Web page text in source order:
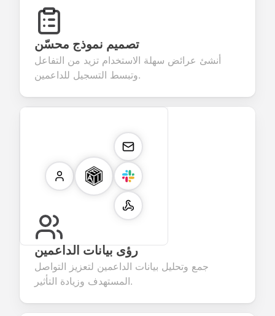
تصميم نموذج محسّن
أنشئ عرائض سهلة الاستخدام تزيد من التفاعل
وتبسط التسجيل للداعمين.
رؤى بيانات الداعمين
جمع وتحليل بيانات الداعمين لتعزيز التواصل
المستهدف وزيادة التأثير.